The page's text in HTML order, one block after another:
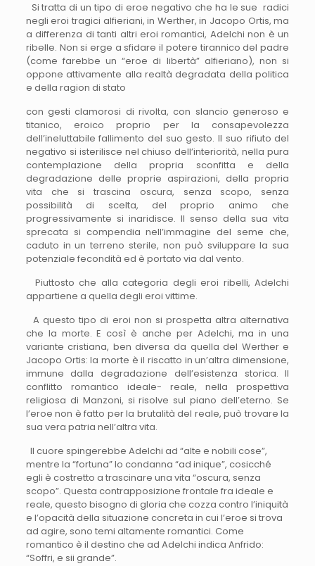
Si tratta di un tipo di eroe negativo che ha le sue radici
negli eroi tragici alfieriani, in Werther, in Jacopo Ortis, ma
a differenza di tanti altri eroi romantici, Adelchi non è un
ribelle. Non si erge a sfidare il potere tirannico del padre
(come farebbe un “eroe di libertà” alfieriano), non si
oppone attivamente alla realtà degradata della politica
e della ragion di stato
con gesti clamorosi di rivolta, con slancio generoso e
titanico, eroico proprio per la consapevolezza
dell’ineluttabile fallimento del suo gesto. Il suo rifiuto del
negativo si isterilisce nel chiuso dell’interiorità, nella pura
contemplazione della propria sconfitta e della
degradazione delle proprie aspirazioni, della propria
vita che si trascina oscura, senza scopo, senza
possibilità di scelta, del proprio animo che
progressivamente si inaridisce. Il senso della sua vita
sprecata si compendia nell’immagine del seme che,
caduto in un terreno sterile, non può sviluppare la sua
potenziale fecondità ed è portato via dal vento.
Piuttosto che alla categoria degli eroi ribelli, Adelchi
appartiene a quella degli eroi vittime.
A questo tipo di eroi non si prospetta altra alternativa
che la morte. E così è anche per Adelchi, ma in una
variante cristiana, ben diversa da quella del Werther e
Jacopo Ortis: la morte è il riscatto in un’altra dimensione,
immune dalla degradazione dell’esistenza storica. Il
conflitto romantico ideale- reale, nella prospettiva
religiosa di Manzoni, si risolve sul piano dell’eterno. Se
l’eroe non è fatto per la brutalità del reale, può trovare la
sua vera patria nell’altra vita.
Il cuore spingerebbe Adelchi ad “alte e nobili cose”,
mentre la “fortuna” lo condanna “ad inique”, cosicché
egli è costretto a trascinare una vita “oscura, senza
scopo”. Questa contrapposizione frontale fra ideale e
reale, questo bisogno di gloria che cozza contro l’iniquità
e l’opacità della situazione concreta in cui l’eroe si trova
ad agire, sono temi altamente romantici. Come
romantico è il destino che ad Adelchi indica Anfrido:
“Soffri, e sii grande”.